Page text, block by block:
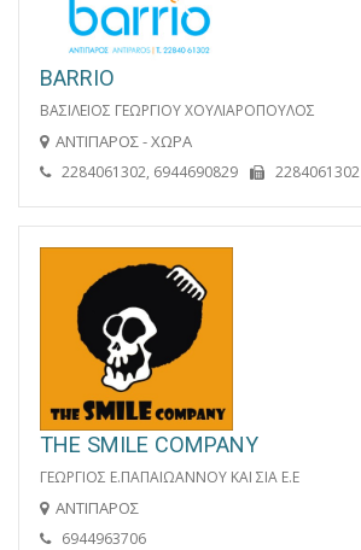
BARRIO
ΒΑΣΙΛΕΙΟΣ ΓΕΩΡΓΙΟΥ ΧΟΥΛΙΑΡΟΠΟΥΛΟΣ
ΑΝΤΙΠΑΡΟΣ - ΧΩΡΑ
2284061302, 6944690829 2284061302
THE SMILE COMPANY
ΓΕΩΡΓΙΟΣ Ε.ΠΑΠΑΙΩΑΝΝΟΥ ΚΑΙ ΣΙΑ Ε.Ε
ΑΝΤΙΠΑΡΟΣ
6944963706